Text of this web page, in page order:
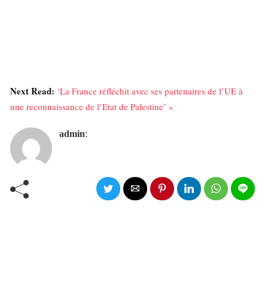
Next Read: ‘La France réfléchit avec ses partenaires de l’UE à
une reconnaissance de l’Etat de Palestine’ »
admin: